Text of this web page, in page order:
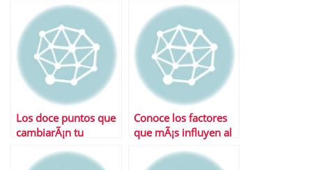
Los doce puntos que
cambiarÃ¡n tu
reforma
Conoce los factores
que mÃ¡s influyen al